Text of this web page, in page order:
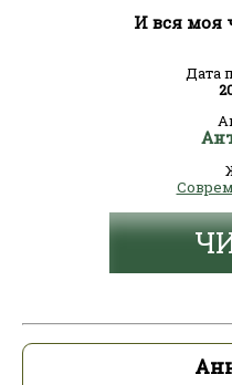
И вся моя
Дата